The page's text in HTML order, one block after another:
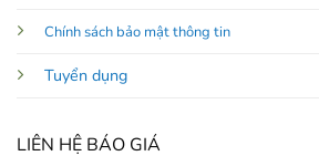
Chính sách bảo mật thông tin
Tuyển dụng
LIÊN HỆ BÁO GIÁ